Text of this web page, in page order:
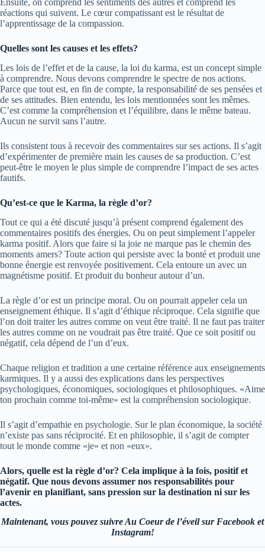
Ensuite, on comprend les sentiments des autres et comprend les
réactions qui suivent. Le cœur compatissant est le résultat de
l’apprentissage de la compassion.
Quelles sont les causes et les effets?
Les lois de l’effet et de la cause, la loi du karma, est un concept simple
à comprendre. Nous devons comprendre le spectre de nos actions.
Parce que tout est, en fin de compte, la responsabilité de ses pensées et
de ses attitudes. Bien entendu, les lois mentionnées sont les mêmes.
C’est comme la compréhension et l’équilibre, dans le même bateau.
Aucun ne survit sans l’autre.
Ils consistent tous à recevoir des commentaires sur ses actions. Il s’agit
d’expérimenter de première main les causes de sa production. C’est
peut-être le moyen le plus simple de comprendre l’impact de ses actes
fautifs.
Qu’est-ce que le Karma, la règle d’or?
Tout ce qui a été discuté jusqu’à présent comprend également des
commentaires positifs des énergies. Ou on peut simplement l’appeler
karma positif. Alors que faire si la joie ne marque pas le chemin des
moments amers? Toute action qui persiste avec la bonté et produit une
bonne énergie est renvoyée positivement. Cela entoure un avec un
magnétisme positif. Et produit du bonheur autour d’un.
La règle d’or est un principe moral. Ou on pourrait appeler cela un
enseignement éthique. Il s’agit d’éthique réciproque. Cela signifie que
l’on doit traiter les autres comme on veut être traité. Il ne faut pas traiter
les autres comme on ne voudrait pas être traité. Que ce soit positif ou
négatif, cela dépend de l’un d’eux.
Chaque religion et tradition a une certaine référence aux enseignements
karmiques. Il y a aussi des explications dans les perspectives
psychologiques, économiques, sociologiques et philosophiques. «Aime
ton prochain comme toi-même» est la compréhension sociologique.
Il s’agit d’empathie en psychologie. Sur le plan économique, la société
n’existe pas sans réciprocité. Et en philosophie, il s’agit de compter
tout le monde comme «je» et non «eux».
Alors, quelle est la règle d’or? Cela implique à la fois, positif et
négatif. Que nous devons assumer nos responsabilités pour
l’avenir en planifiant, sans pression sur la destination ni sur les
actes.
Maintenant, vous pouvez suivre Au Coeur de l’éveil sur Facebook et
Instagram!